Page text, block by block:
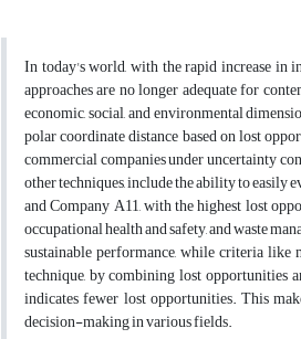
In today's world, with the rapid increase in
approaches are no longer adequate for
economic, social, and environmental
polar coordinate distance based on lost
commercial companies under uncertainty
other techniques, include the ability to easily
and Company A11, with the highest lost
occupational health and safety, and waste
sustainable performance, while criteria
technique, by combining lost opportunities
indicates fewer lost opportunities. This
decision-making in various fields.